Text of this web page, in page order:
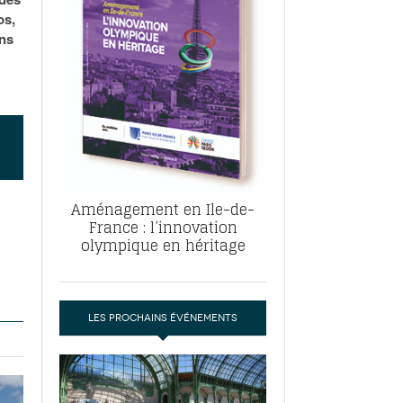
ABF, ZAC : F. Vauglin détaille sa
pour l’urbanisme parisien- 17
de la tech et de la finance
marché de la location de luxe-
Aménagement en Ile-de-
France : l’innovation
olympique en héritage
LES PROCHAINS ÉVÉNEMENTS